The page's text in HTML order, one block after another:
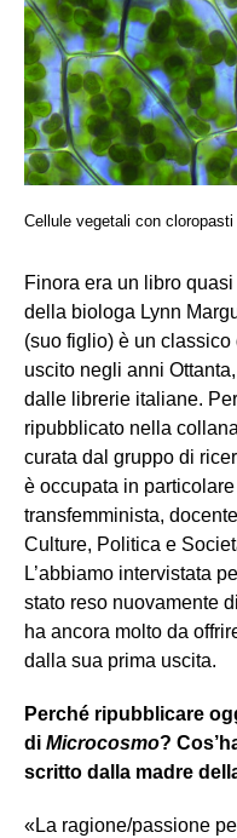
Cellule vegetali con cloropasti
Finora era un libro
della biologa Lynn
(suo figlio) è un
uscito negli anni
dalle librerie italiane.
ripubblicato nella collana
curata dal gruppo di
è occupata in particolare
transfemminista,
Culture, Politica e
L’abbiamo intervistata
stato reso nuovamente
ha ancora molto da
dalla sua prima uscita.
Perché ripubblicare
di Microcosmo?
scritto dalla madre
«La ragione/passione